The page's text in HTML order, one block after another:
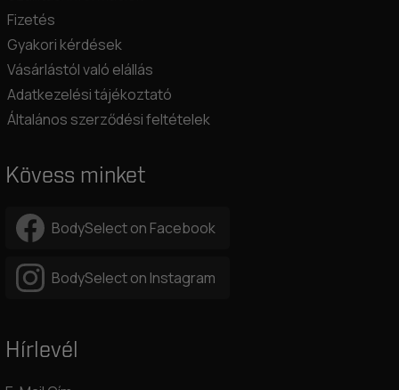
Fizetés
Gyakori kérdések
Vásárlástól való elállás
Adatkezelési tájékoztató
Általános szerződési feltételek
Kövess minket
BodySelect on Facebook
BodySelect on Instagram
Hírlevél